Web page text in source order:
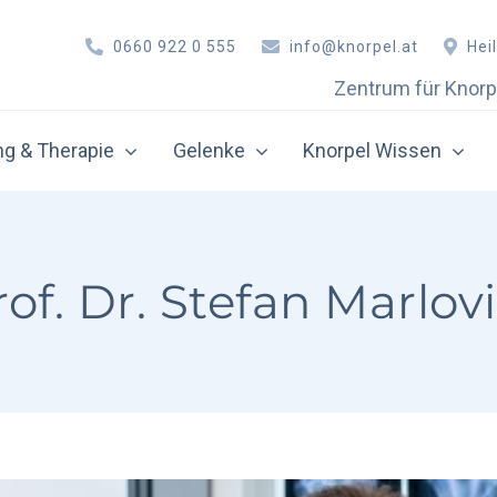
0660 922 0 555 info@knorpel.at
Zentrum für
& Therapie
Hyaluronsäure-
Gelenke Knorpel Wissen
Dr. Stefan